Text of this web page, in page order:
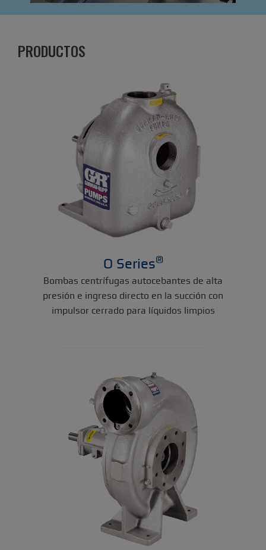
PRODUCTOS
O Series®
Bombas centrífugas autocebantes de alta
presión e ingreso directo en la succión con
impulsor cerrado para líquidos limpios